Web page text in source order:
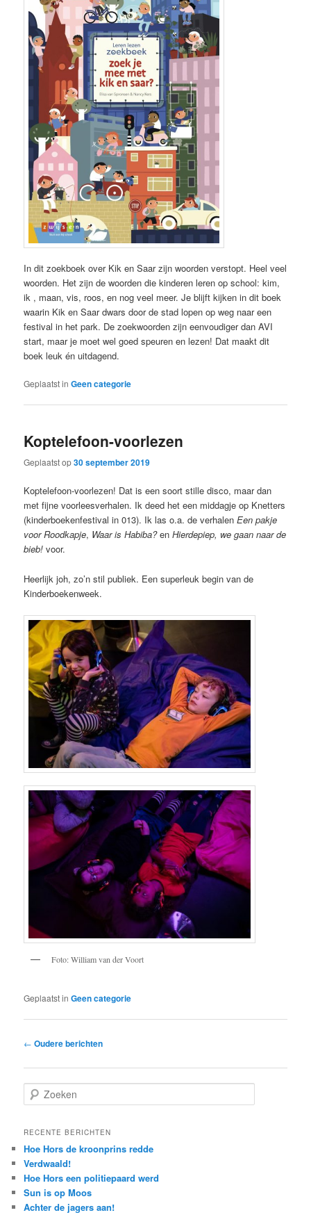
In dit zoekboek over Kik en Saar zijn woorden verstopt. Heel veel
woorden. Het zijn de woorden die kinderen leren op school: kim,
ik , maan, vis, roos, en nog veel meer. Je blijft kijken in dit boek
waarin Kik en Saar dwars door de stad lopen op weg naar een
festival in het park. De zoekwoorden zijn eenvoudiger dan AVI
start, maar je moet wel goed speuren en lezen! Dat maakt dit
boek leuk én uitdagend.
Geplaatst in Geen categorie
Koptelefoon-voorlezen
Geplaatst op30 september 2019
Koptelefoon-voorlezen! Dat is een soort stille disco, maar dan
met fijne voorleesverhalen. Ik deed het een middagje op Knetters
(kinderboekenfestival in 013). Ik las o.a. de verhalenEen pakje
voor Roodkapje, Waar is Habiba?enHierdepiep, we gaan naar de
bieb!voor.
Heerlijk joh, zo’n stil publiek. Een superleuk begin van de
Kinderboekenweek.
Foto: William van der Voort
Geplaatst in Geen categorie
Berichtnavigatie
← Oudere berichten
o
k
n
RECENTE BERICHTEN
Hoe Hors de kroonprins redde
Verdwaald!
Hoe Hors een politiepaard werd
Sun is op Moos
Achter de jagers aan!